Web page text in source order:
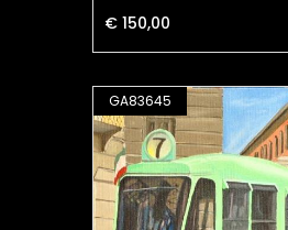
€ 150,00
GA83645